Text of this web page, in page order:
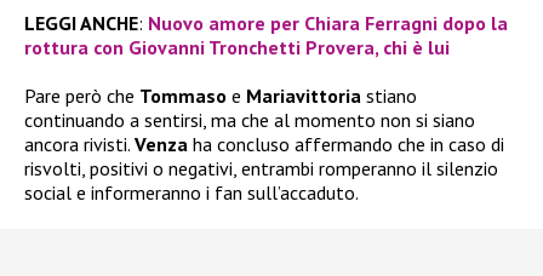
LEGGI ANCHE: Nuovo amore per Chiara Ferragni dopo la
rottura con Giovanni Tronchetti Provera, chi è lui
Pare però che Tommaso e Mariavittoria stiano
continuando a sentirsi, ma che al momento non si siano
ancora rivisti. Venza ha concluso affermando che in caso di
risvolti, positivi o negativi, entrambi romperanno il silenzio
social e informeranno i fan sull’accaduto.